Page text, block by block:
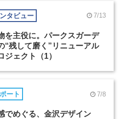
タビュー 7/13
を主役に。パークスガーデ
“残して磨く”リニューアル
ジェクト（1）
ート 7/8
でめぐる、金沢デザイン